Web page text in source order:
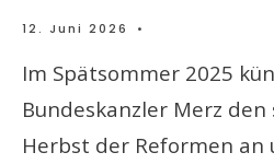
12. Juni 2026 •
Im Spätsommer 2025
Bundeskanzler Merz
Herbst der Reformen an